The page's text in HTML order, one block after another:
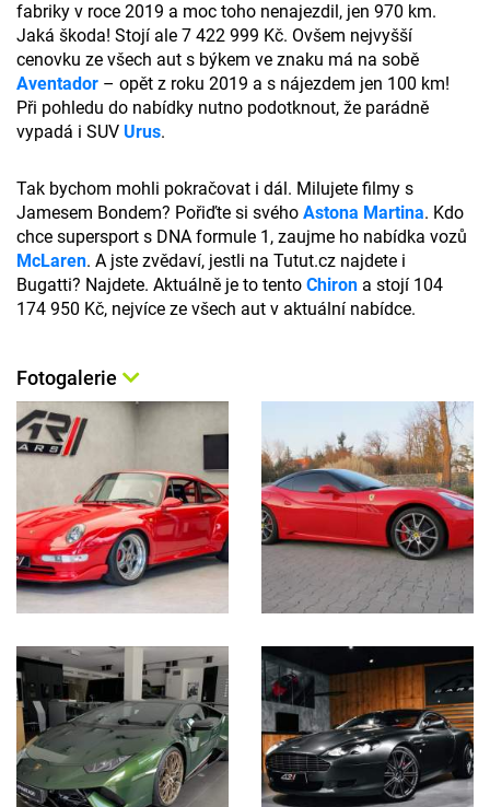
fabriky v roce 2019 a moc toho nenajezdil, jen 970 km.
Jaká škoda! Stojí ale 7 422 999 Kč. Ovšem nejvyšší
cenovku ze všech aut s býkem ve znaku má na sobě
Aventador – opět z roku 2019 a s nájezdem jen 100 km!
Při pohledu do nabídky nutno podotknout, že parádně
vypadá i SUV Urus.
Tak bychom mohli pokračovat i dál. Milujete filmy s
Jamesem Bondem? Pořiďte si svého Astona Martina. Kdo
chce supersport s DNA formule 1, zaujme ho nabídka vozů
McLaren. A jste zvědaví, jestli na Tutut.cz najdete i
Bugatti? Najdete. Aktuálně je to tento Chiron a stojí 104
174 950 Kč, nejvíce ze všech aut v aktuální nabídce.
Fotogalerie